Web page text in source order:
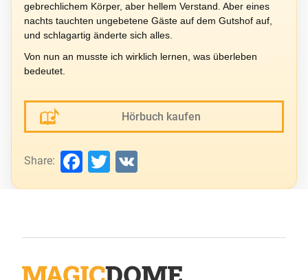
gebrechlichem Körper, aber hellem Verstand. Aber eines
nachts tauchten ungebetene Gäste auf dem Gutshof auf,
und schlagartig änderte sich alles.
Von nun an musste ich wirklich lernen, was überleben
bedeutet.
Hörbuch kaufen
Share: Facebook
Twitter